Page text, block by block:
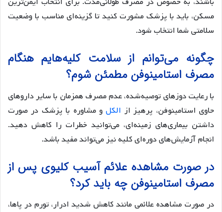
مسکن، باید با پزشک مشورت کنید تا گزینه‌ای مناسب با وضعیت
سلامتی شما انتخاب شود.
چگونه می‌توانم از سلامت کلیه‌هایم هنگام
مصرف استامینوفن مطمئن شوم؟
با رعایت دوزهای توصیه‌شده، عدم مصرف همزمان با سایر داروهای
حاوی استامینوفن، پرهیز از الکل و مشاوره با پزشک در صورت
داشتن بیماری‌های زمینه‌ای، می‌توانید خطرات را کاهش دهید.
انجام آزمایش‌های دوره‌ای کلیه نیز می‌تواند مفید باشد.
در صورت مشاهده علائم آسیب کلیوی پس از
مصرف استامینوفن چه باید کرد؟
در صورت مشاهده علائمی مانند کاهش شدید ادرار، تورم در پاها،